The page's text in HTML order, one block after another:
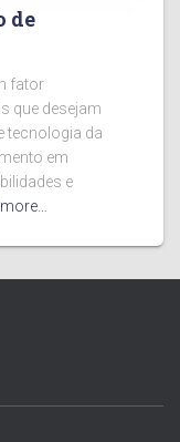
de
fator
que desejam
tecnologia da
em
e